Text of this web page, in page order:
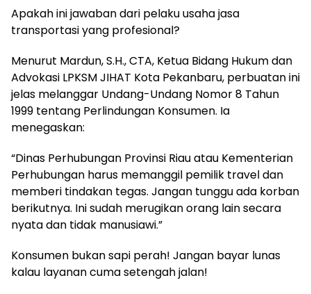
Apakah ini jawaban dari pelaku usaha jasa
transportasi yang profesional?
Menurut Mardun, S.H., CTA, Ketua Bidang Hukum dan
Advokasi LPKSM JIHAT Kota Pekanbaru, perbuatan ini
jelas melanggar Undang-Undang Nomor 8 Tahun
1999 tentang Perlindungan Konsumen. Ia
menegaskan:
“Dinas Perhubungan Provinsi Riau atau Kementerian
Perhubungan harus memanggil pemilik travel dan
memberi tindakan tegas. Jangan tunggu ada korban
berikutnya. Ini sudah merugikan orang lain secara
nyata dan tidak manusiawi.”
Konsumen bukan sapi perah! Jangan bayar lunas
kalau layanan cuma setengah jalan!